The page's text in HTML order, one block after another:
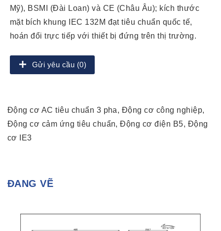
Mỹ), BSMI (Đài Loan) và CE (Châu Âu); kích thước
mặt bích khung IEC 132M đạt tiêu chuẩn quốc tế,
hoán đổi trực tiếp với thiết bị đứng trên thị trường.
Gửi yêu cầu (0)
Động cơ AC tiêu chuẩn 3 pha, Động cơ công nghiệp,
Động cơ cảm ứng tiêu chuẩn, Động cơ điện B5, Động
cơ IE3
ĐANG VẼ